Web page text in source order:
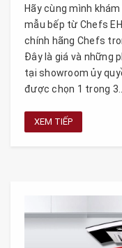
Hãy cùng mình
mẫu bếp từ Chefs
chính hãng Chefs
Đây là giá và những
tại showroom ủy
được chọn 1 trong
XEM TIẾP